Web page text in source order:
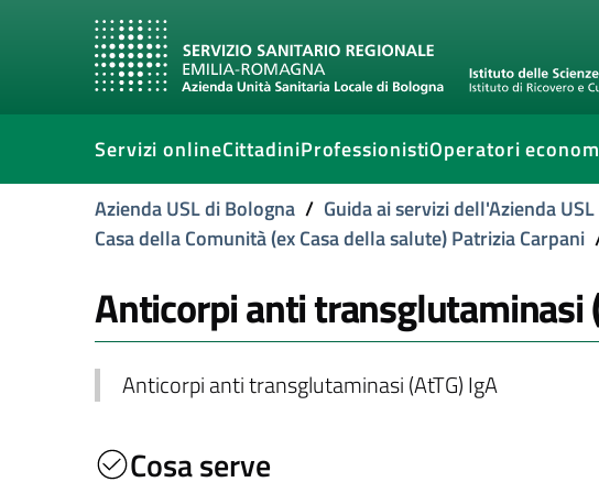
Servizi onlineCittadiniProfessionistiOperatori
Azienda USL di Bologna / Guida ai servizi dell'Azienda
Casa della Comunità (ex Casa della salute) Patrizia Carpani
Anticorpi anti transglutaminasi
Anticorpi anti transglutaminasi (AtTG) IgA
Cosa serve